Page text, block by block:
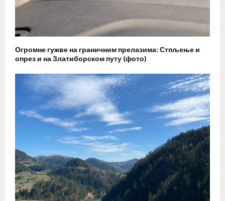
Огромне гужве на граничним прелазима: Стпљење и
опрез и на Златиборском путу (фото)